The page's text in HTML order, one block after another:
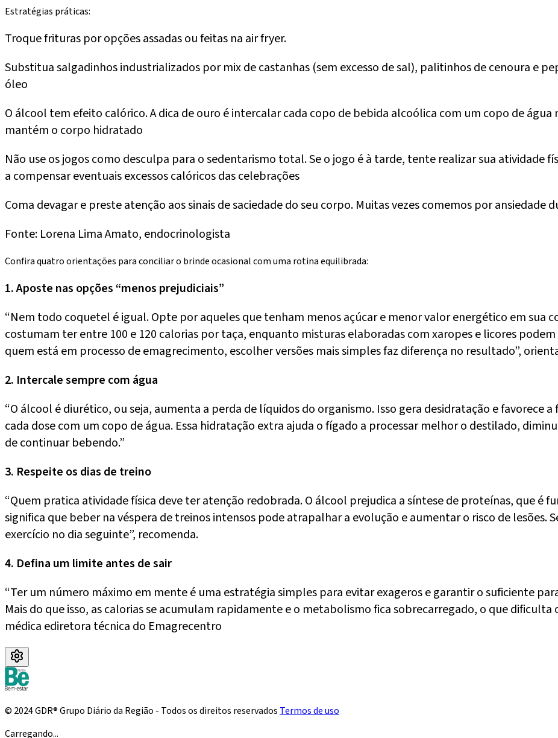
Estratégias práticas:
Troque frituras por opções assadas ou feitas na air fryer.
Substitua salgadinhos industrializados por mix de castanhas (sem excesso de sal), palitinhos de cenoura e
óleo
O álcool tem efeito calórico. A dica de ouro é intercalar cada copo de bebida alcoólica com um copo de
mantém o corpo hidratado
Não use os jogos como desculpa para o sedentarismo total. Se o jogo é à tarde, tente realizar sua atividade
a compensar eventuais excessos calóricos das celebrações
Coma devagar e preste atenção aos sinais de saciedade do seu corpo. Muitas vezes comemos por ansiedade
Fonte: Lorena Lima Amato, endocrinologista
Confira quatro orientações para conciliar o brinde ocasional com uma rotina equilibrada:
1. Aposte nas opções “menos prejudiciais”
“Nem todo coquetel é igual. Opte por aqueles que tenham menos açúcar e menor valor energético em sua
costumam ter entre 100 e 120 calorias por taça, enquanto misturas elaboradas com xaropes e licores
quem está em processo de emagrecimento, escolher versões mais simples faz diferença no resultado”,
2. Intercale sempre com água
“O álcool é diurético, ou seja, aumenta a perda de líquidos do organismo. Isso gera desidratação e favorece
cada dose com um copo de água. Essa hidratação extra ajuda o fígado a processar melhor o destilado,
de continuar bebendo.”
3. Respeite os dias de treino
“Quem pratica atividade física deve ter atenção redobrada. O álcool prejudica a síntese de proteínas, que é
significa que beber na véspera de treinos intensos pode atrapalhar a evolução e aumentar o risco de lesões.
exercício no dia seguinte”, recomenda.
4. Defina um limite antes de sair
“Ter um número máximo em mente é uma estratégia simples para evitar exageros e garantir o suficiente
Mais do que isso, as calorias se acumulam rapidamente e o metabolismo fica sobrecarregado, o que
médica ediretora técnica do Emagrecentro
© 2024 GDR® Grupo Diário da Região - Todos os direitos reservados Termos de uso
Carregando...